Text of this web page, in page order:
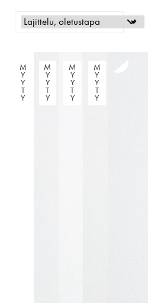
M
Y
Y
T
Y
M
Y
Y
T
Y
M
Y
Y
T
Y
M
Y
Y
T
Y